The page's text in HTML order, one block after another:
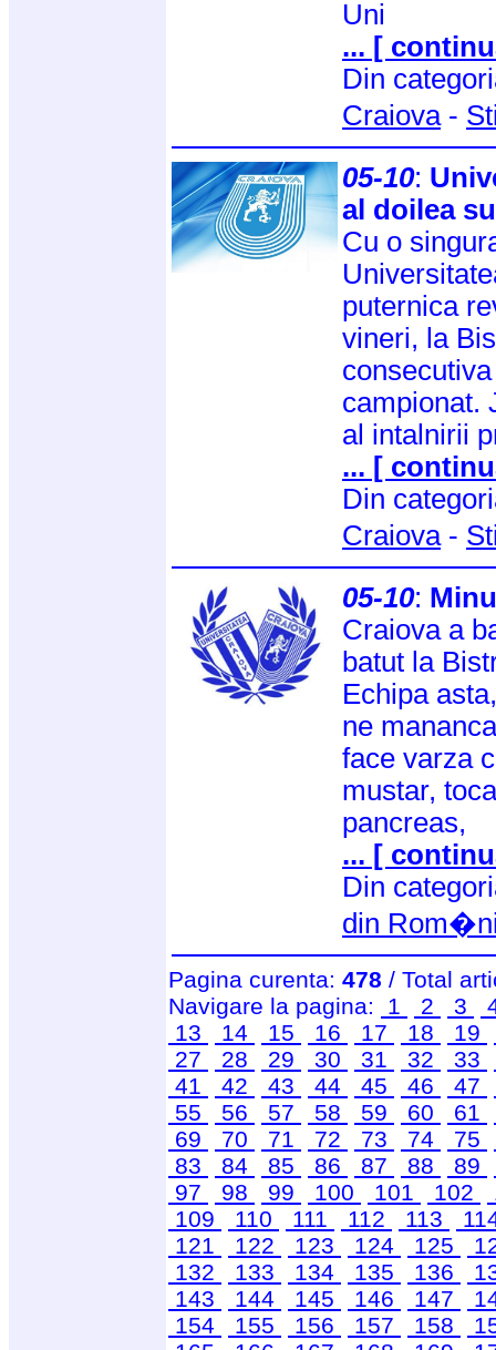
Uni
... [
Din
Craiova-
05-10:
al doilea
Cu o
puternica
vineri, la
campionat.
al intalnirii
... [
Din
Craiova-
05-10:
Craiova a
batut la
Echipa
ne
face varza
mustar,
pancreas,
... [
Din
din
Pagina curenta: 478 / Total
Navigare la pagina:
1 2 3
13
14 15 16 17 18 19
27
28 29 30 31 32 33
41
42 43 44 45 46 47
55
56 57 58 59 60 61
69
70 71 72 73 74 75
83
84 85 86 87 88 89
97
98 99 100 101 102
109
110 111 112 113
121
122 123 124 125
132
133 134 135 136
143
144 145 146 147
154
155 156 157 158